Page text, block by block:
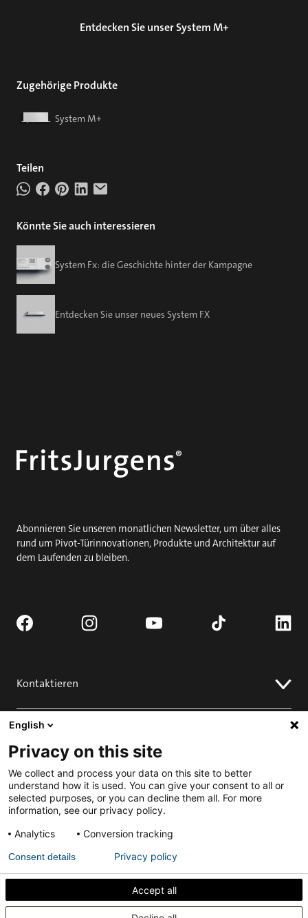
Entdecken Sie unser System M+
Zugehörige Produkte
System M+
Teilen
Könnte Sie auch interessieren
System Fx: die Geschichte hinter der Kampagne
Entdecken Sie unser neues System FX
Abonnieren Sie unseren monatlichen Newsletter, um über alles
rund um Pivot-Türinnovationen, Produkte und Architektur auf
dem Laufenden zu bleiben.
Kontaktieren
Fordern Sie ein Angebot an
Verkaufstellen
Kontakt
Installieren
FAQ
Installation
Herunterladen
Komplette Tür anfordern
Engagieren
Projekt einreichen für Best Pivot Door Contest
Datenschutzrichtlinie
Allgemeine
Geschäftsbedingungen
Impressum
Erfahren Sie, wie Sie Ihre Innendrehtür akustisch
English
Privacy on this site
We collect and process your data on this site to better
understand how it is used. You can give your consent to all or
selected purposes, or you can decline them all. For more
information, see our privacy policy.
Analytics
Conversion tracking
Accept all
Consent details Privacy policy